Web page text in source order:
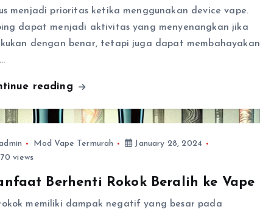
menjadi prioritas ketika menggunakan device vape.
dapat menjadi aktivitas yang menyenangkan jika
dengan benar, tetapi juga dapat membahayakan
reading
Mod Vape Termurah
January 28, 2024
views
Berhenti Rokok Beralih ke Vape
memiliki dampak negatif yang besar pada